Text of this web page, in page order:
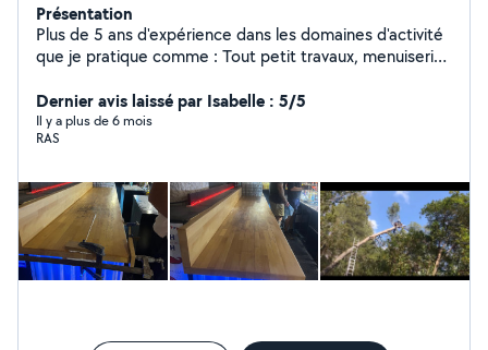
Présentation
Plus de 5 ans d'expérience dans les domaines d'activité
que je pratique comme : Tout petit travaux, menuiserie,
Dernier avis laissé par Isabelle : 5/5
Il y a plus de 6 mois
RAS